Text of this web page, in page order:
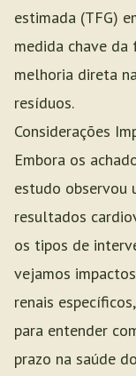
estimada (TFG)
medida chave da
melhoria direta
resíduos.
Considerações
Embora os
estudo observou
resultados
os tipos de
vejamos
renais
para entender
prazo na saúde